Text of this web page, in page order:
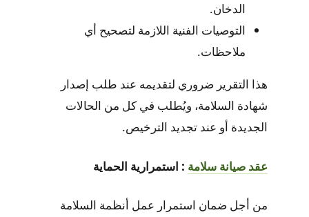
الدخان.
التوصيات الفنية اللازمة لتصحيح أي
ملاحظات.
هذا التقرير ضروري لتقديمه عند طلب إصدار
شهادة السلامة، ويُطلب في كل من الحالات
الجديدة أو عند تجديد الترخيص.
عقد صيانة سلامة : استمرارية الحماية
من أجل ضمان استمرار عمل أنظمة السلامة